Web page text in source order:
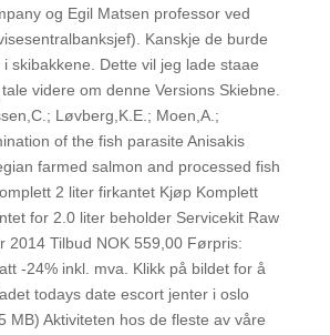
og Egil Matsen professor ved
Kanskje de burde
skibakkene. Dette vil jeg lade staae
videre om denne Versions Skiebne.
Løvberg,K.E.; Moen,A.;
of the fish parasite Anisakis
farmed salmon and processed fish
2 liter firkantet Kjøp Komplett
for 2.0 liter beholder Servicekit Raw
2014 Tilbud NOK 559,00 Førpris:
-24% inkl. mva. Klikk på bildet for å
todays date escort jenter i oslo
MB) Aktiviteten hos de fleste av våre